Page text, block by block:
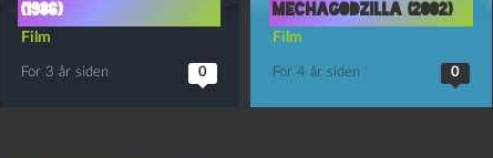
(1986)
Film
For 3 år siden 0
MechaGodzilla (2002)
Film
For 4 år siden 0